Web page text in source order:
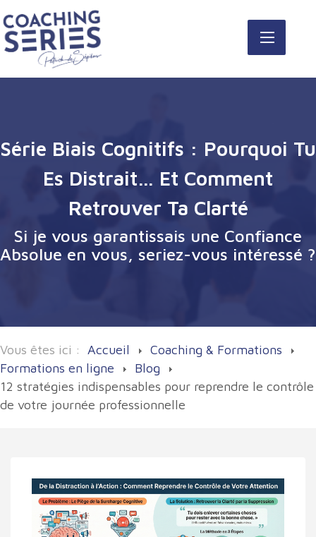
Série Biais Cognitifs : Pourquoi Tu
Es Distrait… Et Comment
Retrouver Ta Clarté
Si je vous garantissais une Confiance
Absolue en vous, seriez-vous intéressé ?
Vous êtes ici : Accueil
Coaching & Formations
Formations en ligne
Blog
12 stratégies indispensables pour reprendre le contrôle
de votre journée professionnelle